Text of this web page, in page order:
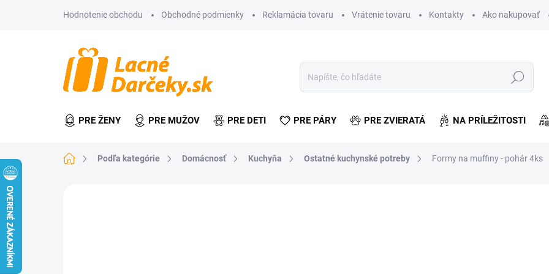
Hodnotenie obchodu Obchodné podmienky Reklamácia tovaru Vrátenie tovaru Kontakty Ako nakupovať
Hľadať
PRE ŽENY PRE MUŽOV PRE DETI PRE PÁRY PRE ZVIERATÁ NA PRÍLEŽITOSTI
DomovPodľa kategórie Domácnosť Kuchyňa Ostatné kuchynské potreby Formy na muffiny - pohár 4ks